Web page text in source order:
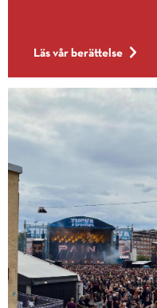
Läs vår berättelse